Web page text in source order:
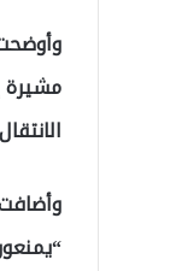
مشيرة